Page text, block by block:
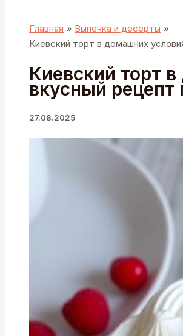
Главная
Выпечка и десерты
Киевский торт в домашних
Киевский торт
вкусный рецепт
27.08.2025